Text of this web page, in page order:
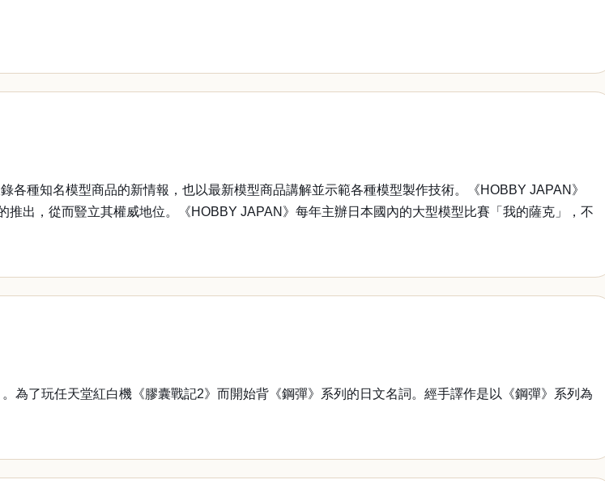
各種知名模型商品的新情報，也以最新模型商品講解並示範各種模型製作技術。《HOBBY JAPAN》
出，從而豎立其權威地位。《HOBBY JAPAN》每年主辦日本國內的大型模型比賽「我的薩克」，不
為了玩任天堂紅白機《膠囊戰記2》而開始背《鋼彈》系列的日文名詞。經手譯作是以《鋼彈》系列為